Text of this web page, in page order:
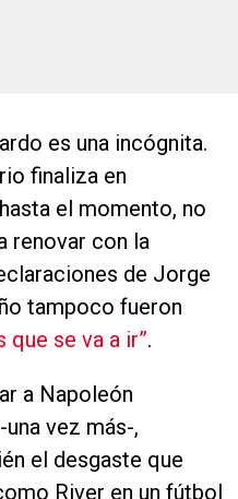
es una incógnita.
finaliza en
el momento, no
renovar con la
de Jorge
tampoco fueron
que se va a ir”.
a Napoleón
vez más-,
el desgaste que
River en un fútbol